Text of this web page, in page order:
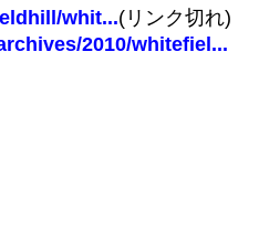
whit...(リンク切れ)
2010/whitefiel...